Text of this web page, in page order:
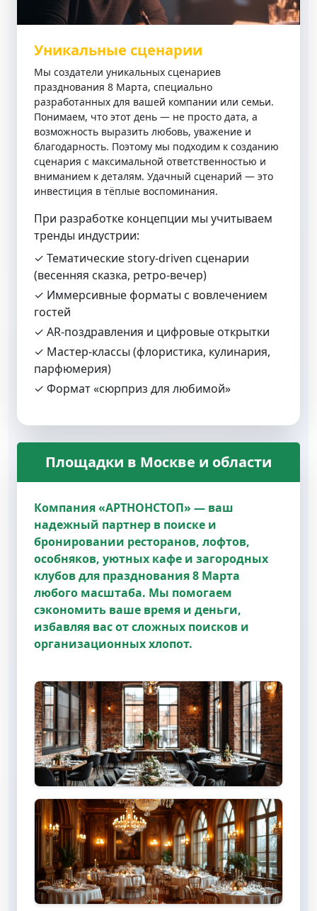
Уникальные сценарии
Мы создатели уникальных сценариев
празднования 8 Марта, специально
разработанных для вашей компании или семьи.
Понимаем, что этот день — не просто дата, а
возможность выразить любовь, уважение и
благодарность. Поэтому мы подходим к созданию
сценария с максимальной ответственностью и
вниманием к деталям. Удачный сценарий — это
инвестиция в тёплые воспоминания.
При разработке концепции мы учитываем
тренды индустрии:
✓ Тематические story‑driven сценарии
(весенняя сказка, ретро‑вечер)
✓ Иммерсивные форматы с вовлечением
гостей
✓ AR‑поздравления и цифровые открытки
✓ Мастер‑классы (флористика, кулинария,
парфюмерия)
✓ Формат «сюрприз для любимой»
Площадки в Москве и области
Компания «АРТНОНСТОП» — ваш
надежный партнер в поиске и
бронировании ресторанов, лофтов,
особняков, уютных кафе и загородных
клубов для празднования 8 Марта
любого масштаба. Мы помогаем
сэкономить ваше время и деньги,
избавляя вас от сложных поисков и
организационных хлопот.
Рестораны и банкетные залы